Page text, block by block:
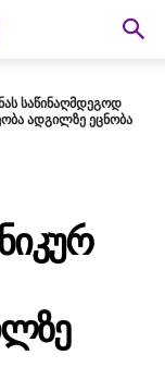
საწინაღმდეგოდ
ადგილზე ეცნობა